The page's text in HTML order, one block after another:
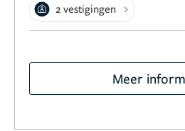
2 vestigingen
Meer